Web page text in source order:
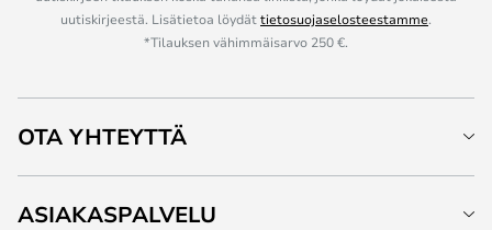
uutiskirjeestä. Lisätietoa löydättietosuojaselosteestamme.
*Tilauksen vähimmäisarvo 250 €.
OTA YHTEYTTÄ
ASIAKASPALVELU